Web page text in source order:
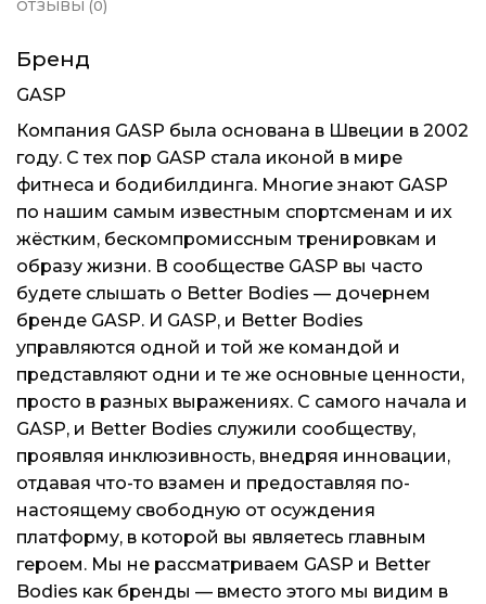
ОТЗЫВЫ (0)
Бренд
GASP
Компания GASP была основана в Швеции в 2002
году. С тех пор GASP стала иконой в мире
фитнеса и бодибилдинга. Многие знают GASP
по нашим самым известным спортсменам и их
жёстким, бескомпромиссным тренировкам и
образу жизни. В сообществе GASP вы часто
будете слышать о Better Bodies — дочернем
бренде GASP. И GASP, и Better Bodies
управляются одной и той же командой и
представляют одни и те же основные ценности,
просто в разных выражениях. С самого начала и
GASP, и Better Bodies служили сообществу,
проявляя инклюзивность, внедряя инновации,
отдавая что-то взамен и предоставляя по-
настоящему свободную от осуждения
платформу, в которой вы являетесь главным
героем. Мы не рассматриваем GASP и Better
Bodies как бренды — вместо этого мы видим в